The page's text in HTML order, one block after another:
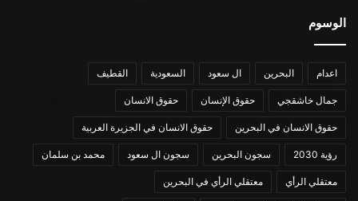
الوسوم
اعدام البحرين ال سعود السعودية القطيف
جمال خاشقجي حقوق الإنسان حقوق الانسان
حقوق الانسان في البحرين حقوق الانسان في الجزيرة العربية
رؤية 2030 سجون البحرين سجون ال سعود محمد بن سلمان
معتقلي الرأي معتقلي الرأي في البحرين